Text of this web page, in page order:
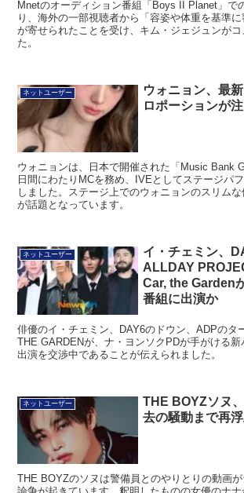
Mnetのオーディション番組「Boys II Planet」で
り、海外の一部視聴者から「容姿や体重を基準
が寄せられたことを受け、キム・ジェジュンが
た。
ネットユーザー
ウォニョン、最
ロポーションが
ウォニョンは、日本で開催された「Music Bank
日間にわたりMCを務め、IVEとしてステージパ
しました。ステージ上でのウォニョンのスリム
が話題となっています。
ネットユーザー
イ・チェミン、
ALLDAY
Car, the Garden
番組に出演か
俳優のイ・チェミン、DAY6のドウン、ADPのタ
THE GARDENが、ナ・ヨンソクPDが手がける
出演を交渉中であることが伝えられました。
ネットユーザー
THE BOYZソヌ
去の騒動まで再
THE BOYZのソヌは警備員とのやりとりの動画